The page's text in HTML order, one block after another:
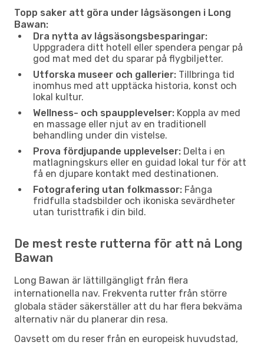
Topp saker att göra under lågsäsongen i Long
Bawan:
Dra nytta av lågsäsongsbesparingar:
Uppgradera ditt hotell eller spendera pengar på
god mat med det du sparar på flygbiljetter.
Utforska museer och gallerier: Tillbringa tid
inomhus med att upptäcka historia, konst och
lokal kultur.
Wellness- och spaupplevelser: Koppla av med
en massage eller njut av en traditionell
behandling under din vistelse.
Prova fördjupande upplevelser: Delta i en
matlagningskurs eller en guidad lokal tur för att
få en djupare kontakt med destinationen.
Fotografering utan folkmassor: Fånga
fridfulla stadsbilder och ikoniska sevärdheter
utan turisttrafik i din bild.
De mest reste rutterna för att nå Long
Bawan
Long Bawan är lättillgängligt från flera
internationella nav. Frekventa rutter från större
globala städer säkerställer att du har flera bekväma
alternativ när du planerar din resa.
Oavsett om du reser från en europeisk huvudstad,